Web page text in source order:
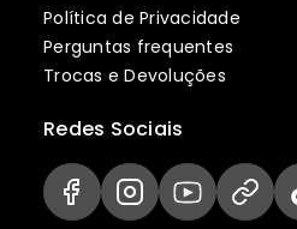
Política de Privacidade
Perguntas frequentes
Trocas e Devoluções
Redes Sociais